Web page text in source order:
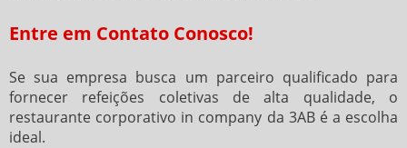
Entre em Contato Conosco!
Se sua empresa busca um parceiro qualificado para
fornecer refeições coletivas de alta qualidade, o
restaurante corporativo in company da 3AB é a escolha
ideal.